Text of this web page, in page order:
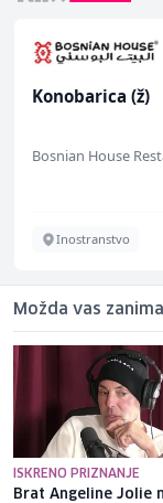
Konobarica (ž)
Bosnian House
Inostranstvo
Možda vas zanima
ISKRENO PRIZNANJE
Brat Angeline Jolie